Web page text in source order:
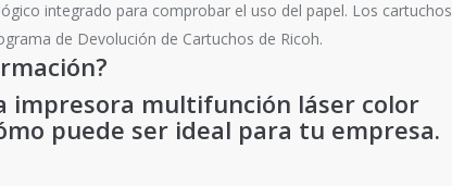
integrado para comprobar el uso del papel. Los cartuchos
de Devolución de Cartuchos de Ricoh.
impresora multifunción láser color
puede ser ideal para tu empresa.